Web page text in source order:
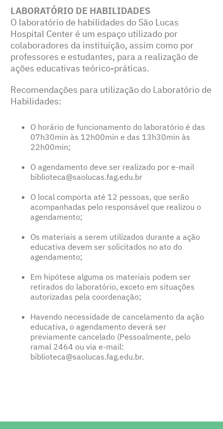
LABORATÓRIO DE HABILIDADES
O laboratório de habilidades do São Lucas
Hospital Center é um espaço utilizado por
colaboradores da instituição, assim como por
professores e estudantes, para a realização de
ações educativas teórico-práticas.
Recomendações para utilização do Laboratório de
Habilidades:
O horário de funcionamento do laboratório é das
07h30min às 12h00min e das 13h30min às
22h00min;
O agendamento deve ser realizado por e-mail
biblioteca@saolucas.fag.edu.br
O local comporta até 12 pessoas, que serão
acompanhadas pelo responsável que realizou o
agendamento;
Os materiais a serem utilizados durante a ação
educativa devem ser solicitados no ato do
agendamento;
Em hipótese alguma os materiais podem ser
retirados do laboratório, exceto em situações
autorizadas pela coordenação;
Havendo necessidade de cancelamento da ação
educativa, o agendamento deverá ser
previamente cancelado (Pessoalmente, pelo
ramal 2464 ou via e-mail:
biblioteca@saolucas.fag.edu.br.